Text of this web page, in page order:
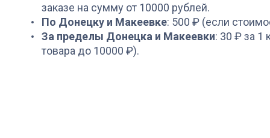
заказе на сумму от 10000 рублей.
По Донецку и Макеевке: 500 ₽ (если
За пределы Донецка и Макеевки: 30 ₽ за 1
товара до 10000 ₽).